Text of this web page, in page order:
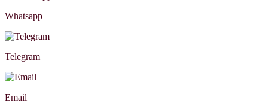
Whatsapp
Telegram
Email